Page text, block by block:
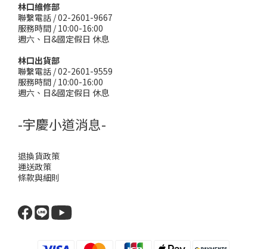
林口維修部
聯繫電話 / 02-2601-9667
服務時間 / 10:00-16:00
週六、日&國定假日 休息
林口出貨部
聯繫電話 / 02-2601-9559
服務時間 / 10:00-16:00
週六、日&國定假日 休息
-宇慶小道消息-
退換貨政策
運送政策
條款與細則